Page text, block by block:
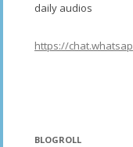
daily audios
https://
BLOGROLL